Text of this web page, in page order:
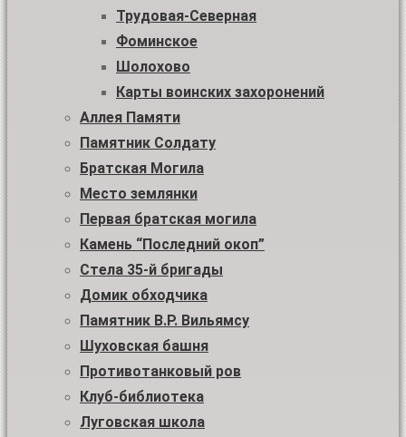
Трудовая-Северная
Фоминское
Шолохово
Карты воинских захоронений
Аллея Памяти
Памятник Солдату
Братская Могила
Место землянки
Первая братская могила
Камень “Последний окоп”
Стела 35-й бригады
Домик обходчика
Памятник В.Р. Вильямсу
Шуховская башня
Противотанковый ров
Клуб-библиотека
Луговская школа